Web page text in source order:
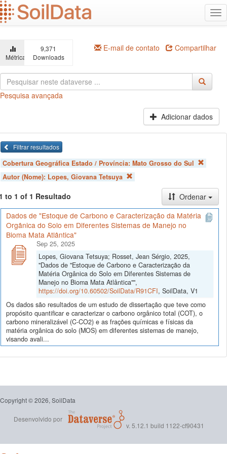
Ir
para
o
principal
Métricas
9,371
Downloads
E-mail de contato Compartilhar
Pesquisa avançada
Adicionar dados
Filtrar resultados
Cobertura Geográfica Estado / Província: Mato Grosso do Sul
Autor (Nome): Lopes, Giovana Tetsuya
to 1 of 1 Resultado
Ordenar
Dados de "Estoque de Carbono e Caracterização da Matéria
Orgânica do Solo em Diferentes Sistemas de Manejo no
Bioma Mata Atlântica"
Sep 25, 2025
Lopes, Giovana Tetsuya; Rosset, Jean Sérgio, 2025,
"Dados de "Estoque de Carbono e Caracterização da
Matéria Orgânica do Solo em Diferentes Sistemas de
Manejo no Bioma Mata Atlântica"",
https://doi.org/10.60502/SoilData/R91CFI, SoilData, V1
Os dados são resultados de um estudo de dissertação que teve como
propósito quantificar e caracterizar o carbono orgânico total (COT), o
carbono mineralizável (C-CO2) e as frações químicas e físicas da
matéria orgânica do solo (MOS) em diferentes sistemas de manejo,
visando avali...
Copyright © 2026, SoilData
Desenvolvido por
v. 5.12.1 build 1122-cf90431